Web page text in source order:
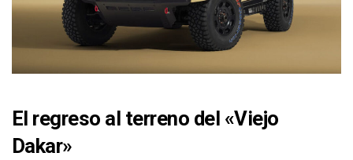
El regreso al terreno del «Viejo
Dakar»